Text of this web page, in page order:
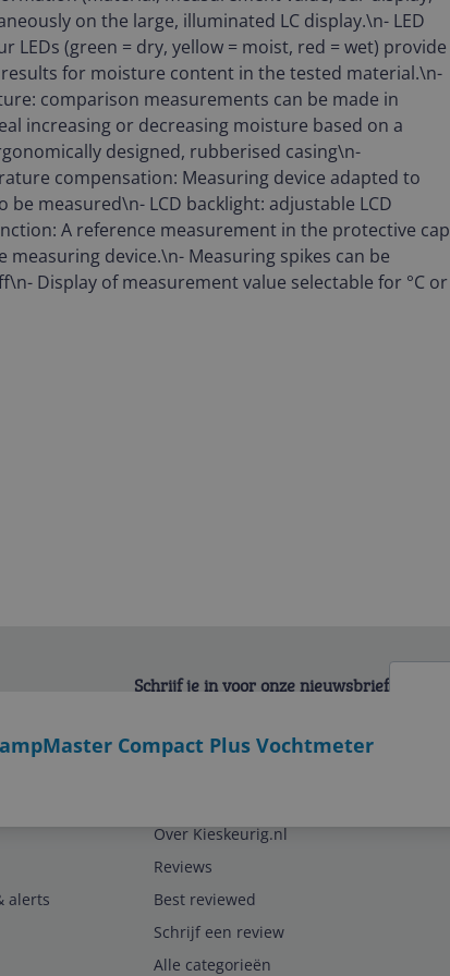
on the large, illuminated LC display.\n- LED
LEDs (green = dry, yellow = moist, red = wet) provide
for moisture content in the tested material.\n-
comparison measurements can be made in
increasing or decreasing moisture based on a
designed, rubberised casing\n-
compensation: Measuring device adapted to
measured\n- LCD backlight: adjustable LCD
A reference measurement in the protective cap
measuring device.\n- Measuring spikes can be
Display of measurement value selectable for °C or
Compact Plus Vochtmeter
Schrijf je in voor onze nieuwsbrief
alerts
Over Kieskeurig.nl
Reviews
Best reviewed
Schrijf een review
Alle categorieën